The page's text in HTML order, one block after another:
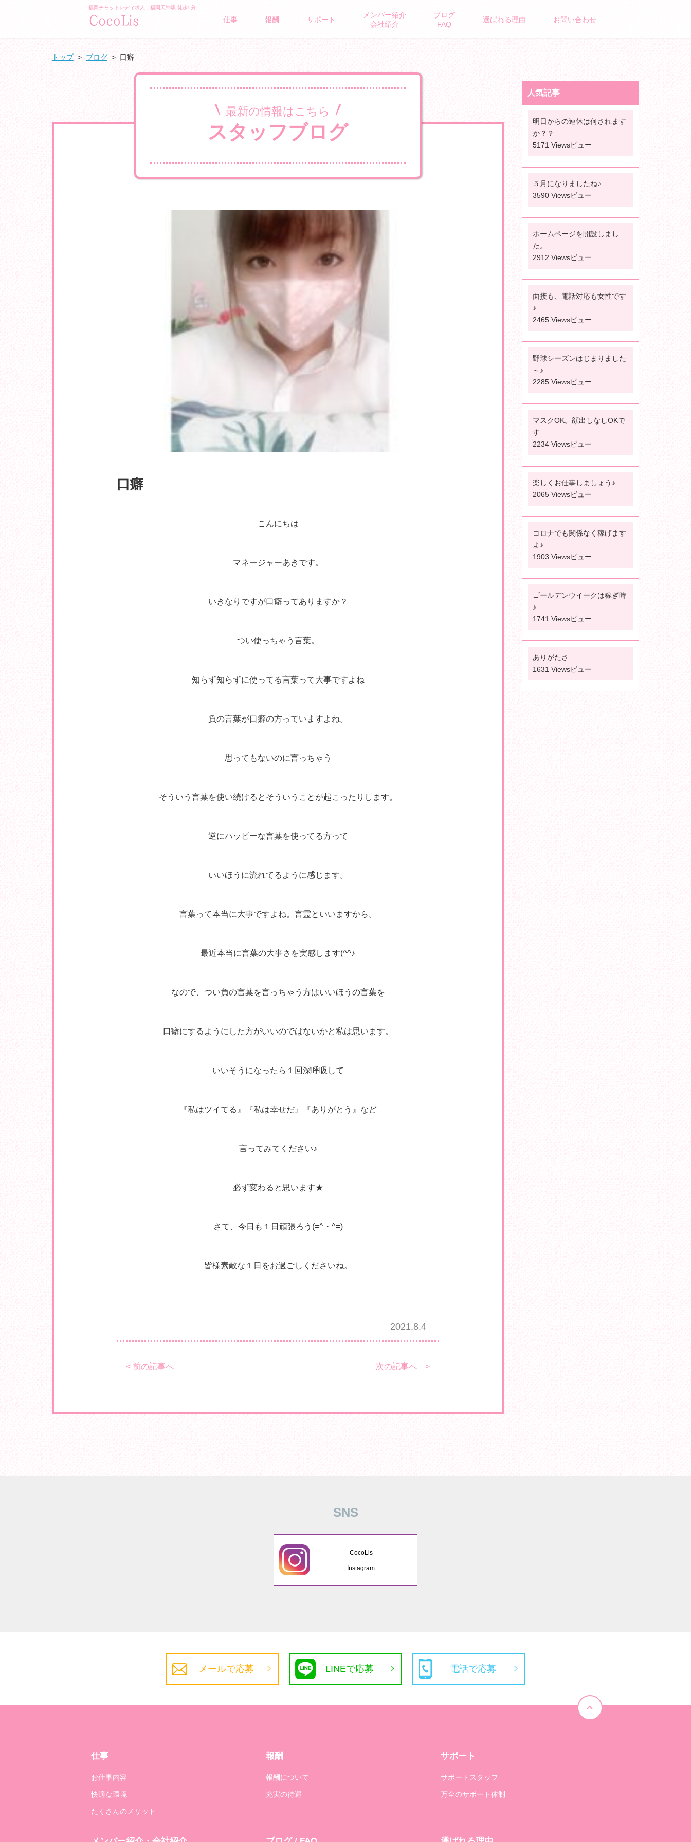
福岡チャットレディ求人 福岡天神駅 徒歩5分
/">GLAMOROUS BRAND
仕事 報酬 サポート
メンバー紹介
会社紹介
ブログ
FAQ
選ばれる理由 お問い合わせ
トップ> ブログ> 口癖
最新の情報はこちら
スタッフブログ
口癖
こんにちは
マネージャーあきです。
いきなりですが口癖ってありますか？
つい使っちゃう言葉。
知らず知らずに使ってる言葉って大事ですよね
負の言葉が口癖の方っていますよね。
思ってもないのに言っちゃう
そういう言葉を使い続けるとそういうことが起こったりします。
逆にハッピーな言葉を使ってる方って
いいほうに流れてるように感じます。
言葉って本当に大事ですよね。言霊といいますから。
最近本当に言葉の大事さを実感します(^^♪
なので、つい負の言葉を言っちゃう方はいいほうの言葉を
口癖にするようにした方がいいのではないかと私は思います。
いいそうになったら１回深呼吸して
『私はツイてる』『私は幸せだ』『ありがとう』など
言ってみてください♪
必ず変わると思います★
さて、今日も１日頑張ろう(=^・^=)
皆様素敵な１日をお過ごしくださいね。
2021.8.4
< 前の記事へ 次の記事へ >
人気記事
明日からの連休は何されます
か？？
5171 Viewsビュー
５月になりましたね♪
3590 Viewsビュー
ホームページを開設しまし
た。
2912 Viewsビュー
面接も、電話対応も女性です
♪
2465 Viewsビュー
野球シーズンはじまりました
～♪
2285 Viewsビュー
マスクOK。顔出しなしOKで
す
2234 Viewsビュー
楽しくお仕事しましょう♪
2065 Viewsビュー
コロナでも関係なく稼げます
よ♪
1903 Viewsビュー
ゴールデンウイークは稼ぎ時
♪
1741 Viewsビュー
ありがたさ
1631 Viewsビュー
SNS
CocoLis
Instagram
メールで応募 LINEで応募 電話で応募
仕事
お仕事内容
快適な環境
たくさんのメリット
報酬
報酬について
充実の待遇
サポート
サポートスタッフ
万全のサポート体制